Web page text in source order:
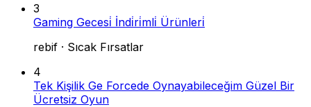
3
Gaming Gecesi̇ İndi̇ri̇mli̇ Ürünleri̇
rebif · Sıcak Fırsatlar
4
Tek Kişilik Ge Forcede Oynayabileceğim Güzel Bir
Ücretsiz Oyun